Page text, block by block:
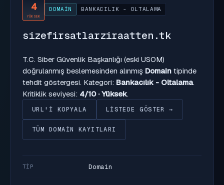
4
YÜKSEK
DOMAIN BANKACILIK - OLTALAMA
sizefirsatlarziraatten.tk
T.C. Siber Güvenlik Başkanlığı (eski USOM)
doğrulanmış beslemesinden alınmış Domain tipinde
tehdit göstergesi. Kategori: Bankacılık - Oltalama.
Kritiklik seviyesi: 4/10 · Yüksek.
URL'I KOPYALA LISTEDE GÖSTER →
TÜM DOMAIN KAYITLARI
TIP Domain